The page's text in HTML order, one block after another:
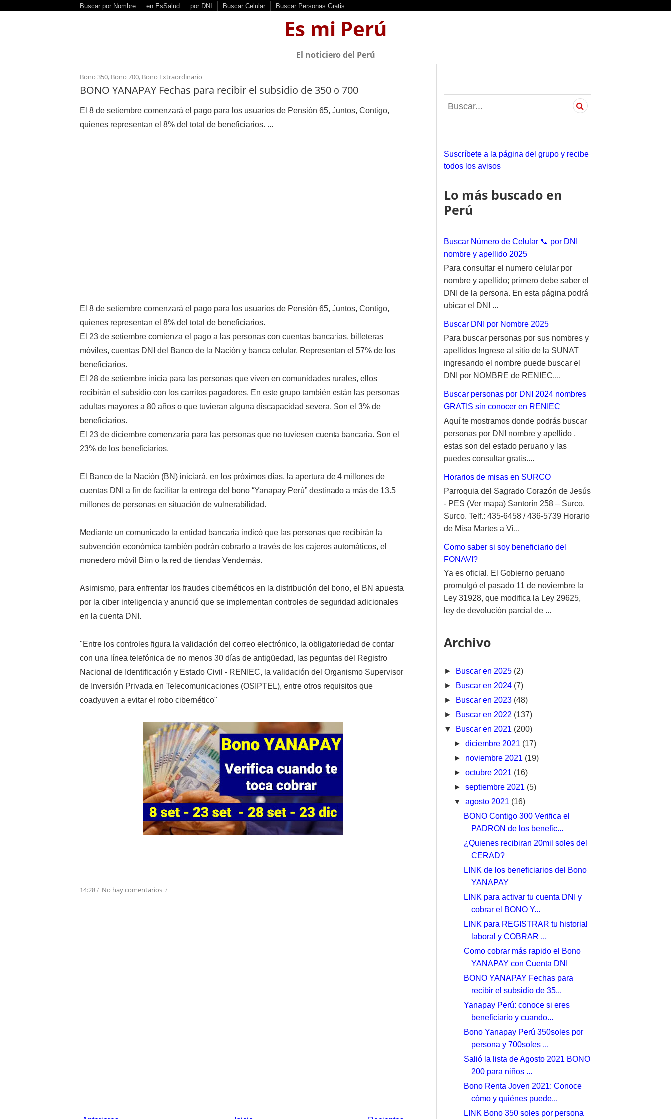
Buscar por Nombre en EsSalud por DNI Buscar Celular Buscar Personas Gratis
Es mi Perú
El noticiero del Perú
Bono 350, Bono 700, Bono Extraordinario
BONO YANAPAY Fechas para recibir el subsidio de 350 o 700
El 8 de setiembre comenzará el pago para los usuarios de Pensión 65, Juntos, Contigo,
quienes representan el 8% del total de beneficiarios. ...
El 8 de setiembre comenzará el pago para los usuarios de Pensión 65, Juntos, Contigo,
quienes representan el 8% del total de beneficiarios.
El 23 de setiembre comienza el pago a las personas con cuentas bancarias, billeteras
móviles, cuentas DNI del Banco de la Nación y banca celular. Representan el 57% de los
beneficiarios.
El 28 de setiembre inicia para las personas que viven en comunidades rurales, ellos
recibirán el subsidio con los carritos pagadores. En este grupo también están las personas
adultas mayores a 80 años o que tuvieran alguna discapacidad severa. Son el 3% de
beneficiarios.
El 23 de diciembre comenzaría para las personas que no tuviesen cuenta bancaria. Son el
23% de los beneficiarios.
El Banco de la Nación (BN) iniciará, en los próximos días, la apertura de 4 millones de
cuentas DNI a fin de facilitar la entrega del bono “Yanapay Perú” destinado a más de 13.5
millones de personas en situación de vulnerabilidad.
Mediante un comunicado la entidad bancaria indicó que las personas que recibirán la
subvención económica también podrán cobrarlo a través de los cajeros automáticos, el
monedero móvil Bim o la red de tiendas Vendemás.
Asimismo, para enfrentar los fraudes cibernéticos en la distribución del bono, el BN apuesta
por la ciber inteligencia y anunció que se implementan controles de seguridad adicionales
en la cuenta DNI.
"Entre los controles figura la validación del correo electrónico, la obligatoriedad de contar
con una línea telefónica de no menos 30 días de antigüedad, las peguntas del Registro
Nacional de Identificación y Estado Civil - RENIEC, la validación del Organismo Supervisor
de Inversión Privada en Telecomunicaciones (OSIPTEL), entre otros requisitos que
coadyuven a evitar el robo cibernético"
14:28/ No hay comentarios /
:
Suscríbete a la página del grupo y recibe
todos los avisos
Lo más buscado en
Perú
Buscar Número de Celular 📞 por DNI
nombre y apellido 2025
Para consultar el numero celular por
nombre y apellido; primero debe saber el
DNI de la persona. En esta página podrá
ubicar el DNI ...
Buscar DNI por Nombre 2025
Para buscar personas por sus nombres y
apellidos Ingrese al sitio de la SUNAT
ingresando el nombre puede buscar el
DNI por NOMBRE de RENIEC....
Buscar personas por DNI 2024 nombres
GRATIS sin conocer en RENIEC
Aquí te mostramos donde podrás buscar
personas por DNI nombre y apellido ,
estas son del estado peruano y las
puedes consultar gratis....
Horarios de misas en SURCO
Parroquia del Sagrado Corazón de Jesús
- PES (Ver mapa) Santorín 258 – Surco,
Surco. Telf.: 435-6458 / 436-5739 Horario
de Misa Martes a Vi...
Como saber si soy beneficiario del
FONAVI?
Ya es oficial. El Gobierno peruano
promulgó el pasado 11 de noviembre la
Ley 31928, que modifica la Ley 29625,
ley de devolución parcial de ...
Archivo
► Buscar en 2025 (2)
►
Buscar en 2024 (7)
►
Buscar en 2023 (48)
►
Buscar en 2022 (137)
▼
Buscar en 2021 (200)
►diciembre 2021 (17)
► noviembre 2021 (19)
►octubre 2021 (16)
►septiembre 2021 (5)
▼agosto 2021 (16)
BONO Contigo 300 Verifica el
PADRON de los benefic...
¿Quienes recibiran 20mil soles del
CERAD?
LINK de los beneficiarios del Bono
YANAPAY
LINK para activar tu cuenta DNI y
cobrar el BONO Y...
LINK para REGISTRAR tu historial
laboral y COBRAR ...
Como cobrar más rapido el Bono
YANAPAY con Cuenta DNI
BONO YANAPAY Fechas para
recibir el subsidio de 35...
Yanapay Perú: conoce si eres
beneficiario y cuando...
Bono Yanapay Perú 350soles por
persona y 700soles ...
Salió la lista de Agosto 2021 BONO
200 para niños ...
Bono Renta Joven 2021: Conoce
cómo y quiénes puede...
LINK Bono 350 soles por persona